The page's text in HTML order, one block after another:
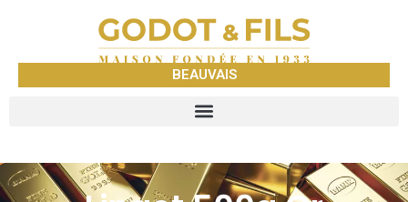
BEAUVAIS